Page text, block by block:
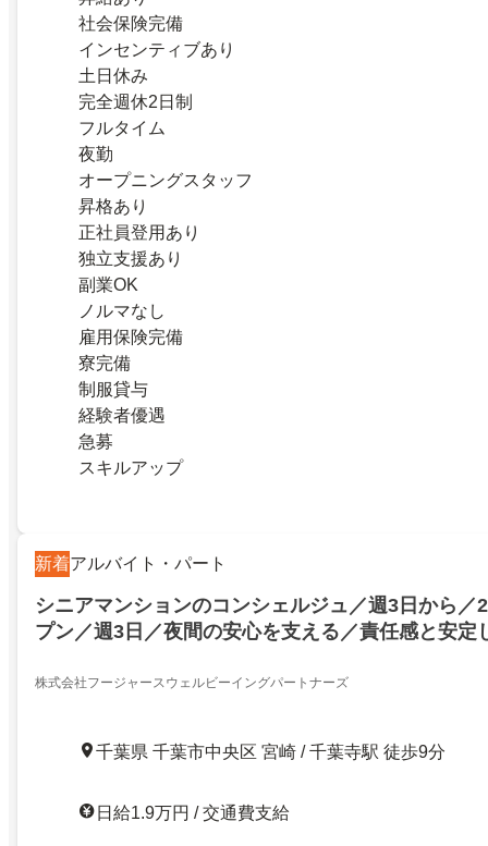
社会保険完備
インセンティブあり
土日休み
完全週休2日制
フルタイム
夜勤
オープニングスタッフ
昇格あり
正社員登用あり
独立支援あり
副業OK
ノルマなし
雇用保険完備
寮完備
制服貸与
経験者優遇
急募
スキルアップ
新着アルバイト・パート
シニアマンションのコンシェルジュ／週3日から／
プン／週3日／夜間の安心を支える／責任感と安定
株式会社フージャースウェルビーイングパートナーズ
千葉県 千葉市中央区 宮崎 / 千葉寺駅 徒歩9分
日給1.9万円 / 交通費支給